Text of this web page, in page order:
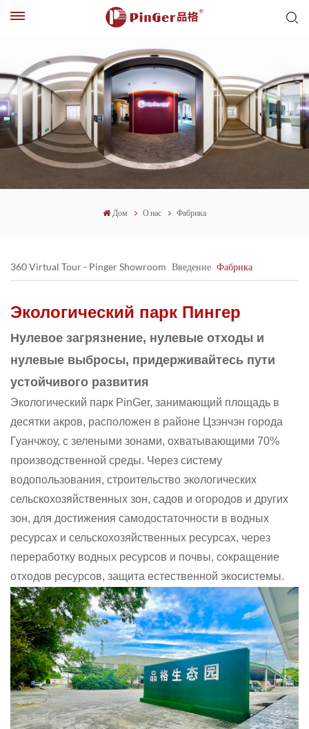
Дом О нас Фабрика
360 Virtual Tour - Pinger Showroom Введение Фабрика
Экологический парк Пингер
Нулевое загрязнение, нулевые отходы и
нулевые выбросы, придерживайтесь пути
устойчивого развития
Экологический парк PinGer, занимающий площадь в
десятки акров, расположен в районе Цзэнчэн города
Гуанчжоу, с зелеными зонами, охватывающими 70%
производственной среды. Через систему
водопользования, строительство экологических
сельскохозяйственных зон, садов и огородов и других
зон, для достижения самодостаточности в водных
ресурсах и сельскохозяйственных ресурсах, через
переработку водных ресурсов и почвы, сокращение
отходов ресурсов, защита естественной экосистемы.